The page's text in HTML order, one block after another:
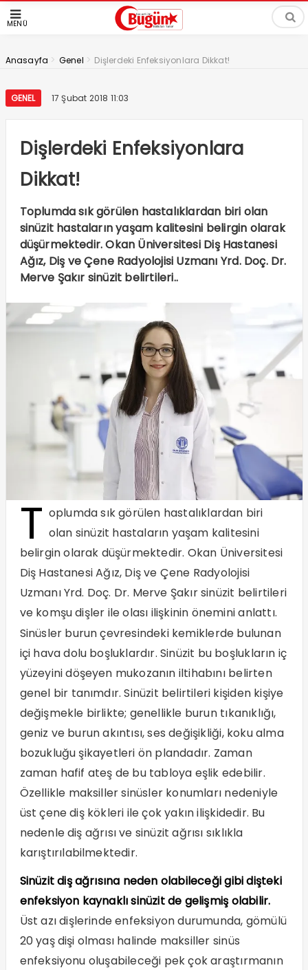
MENÜ
Anasayfa > Genel > Dişlerdeki Enfeksiyonlara Dikkat!
GENEL 17 Şubat 2018 11:03
Dişlerdeki Enfeksiyonlara
Dikkat!
Toplumda sık görülen hastalıklardan biri olan
sinüzit hastaların yaşam kalitesini belirgin olarak
düşürmektedir. Okan Üniversitesi Diş Hastanesi
Ağız, Diş ve Çene Radyolojisi Uzmanı Yrd. Doç. Dr.
Merve Şakır sinüzit belirtileri..
T oplumda sık görülen hastalıklardan biri
olan sinüzit hastaların yaşam kalitesini
belirgin olarak düşürmektedir. Okan Üniversitesi
Diş Hastanesi Ağız, Diş ve Çene Radyolojisi
Uzmanı Yrd. Doç. Dr. Merve Şakır sinüzit belirtileri
ve komşu dişler ile olası ilişkinin önemini anlattı.
Sinüsler burun çevresindeki kemiklerde bulunan
içi hava dolu boşluklardır. Sinüzit bu boşlukların iç
yüzeyini döşeyen mukozanın iltihabını belirten
genel bir tanımdır. Sinüzit belirtileri kişiden kişiye
değişmekle birlikte; genellikle burun tıkanıklığı,
geniz ve burun akıntısı, ses değişikliği, koku alma
bozukluğu şikayetleri ön plandadır. Zaman
zaman hafif ateş de bu tabloya eşlik edebilir.
Özellikle maksiller sinüsler konumları nedeniyle
üst çene diş kökleri ile çok yakın ilişkidedir. Bu
nedenle diş ağrısı ve sinüzit ağrısı sıklıkla
karıştırılabilmektedir.
Sinüzit diş ağrısına neden olabileceği gibi dişteki
enfeksiyon kaynaklı sinüzit de gelişmiş olabilir.
Üst azı dişlerinde enfeksiyon durumunda, gömülü
20 yaş dişi olması halinde maksiller sinüs
enfeksiyonu oluşabileceği pek çok araştırmanın